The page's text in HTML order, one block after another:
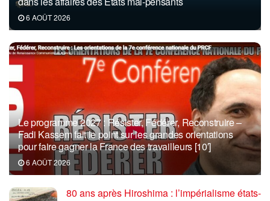
6 AOÛT 2026
Le programme 2027 : Résister, Fédérer, Reconstruire –
Fadi Kassem fait le point sur les grandes orientations
pour faire gagner la France des travailleurs [10′]
6 AOÛT 2026
80 ans après Hiroshima : l’impérialisme états-